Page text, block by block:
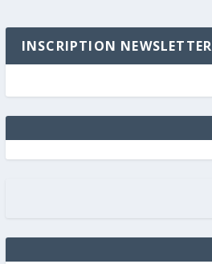
INSCRIPTION NEWSLETTER